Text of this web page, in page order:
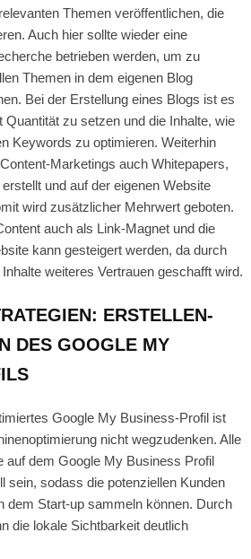
Themen veröffentlichen, die
Auch hier sollte wieder eine
betrieben werden, um zu
Themen in dem eigenen Blog
Bei der Erstellung eines Blogs ist es
Quantität zu setzen und die Inhalte, wie
Keywords zu optimieren. Weiterhin
Marketings auch Whitepapers,
und auf der eigenen Website
wird zusätzlicher Mehrwert geboten.
auch als Link-Magnet und die
kann gesteigert werden, da durch
weiteres Vertrauen geschafft wird.
ERSTELLEN-
DES GOOGLE MY
Google My Business-Profil ist
nicht wegzudenken. Alle
auf dem Google My Business Profil
sein, sodass die potenziellen Kunden
dem Start-up sammeln können. Durch
die lokale Sichtbarkeit deutlich